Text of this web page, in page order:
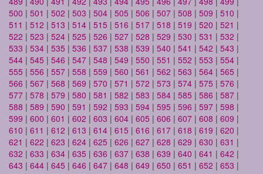
500 | 501 | 502 | 503 | 504 | 505 | 506 | 507 | 508 | 509 | 510 |
511 | 512 | 513 | 514 | 515 | 516 | 517 | 518 | 519 | 520 | 521 |
522 | 523 | 524 | 525 | 526 | 527 | 528 | 529 | 530 | 531 | 532 |
533 | 534 | 535 | 536 | 537 | 538 | 539 | 540 | 541 | 542 | 543 |
544 | 545 | 546 | 547 | 548 | 549 | 550 | 551 | 552 | 553 | 554 |
555 | 556 | 557 | 558 | 559 | 560 | 561 | 562 | 563 | 564 | 565 |
566 | 567 | 568 | 569 | 570 | 571 | 572 | 573 | 574 | 575 | 576 |
577 | 578 | 579 | 580 | 581 | 582 | 583 | 584 | 585 | 586 | 587 |
588 | 589 | 590 | 591 | 592 | 593 | 594 | 595 | 596 | 597 | 598 |
599 | 600 | 601 | 602 | 603 | 604 | 605 | 606 | 607 | 608 | 609 |
610 | 611 | 612 | 613 | 614 | 615 | 616 | 617 | 618 | 619 | 620 |
621 | 622 | 623 | 624 | 625 | 626 | 627 | 628 | 629 | 630 | 631 |
632 | 633 | 634 | 635 | 636 | 637 | 638 | 639 | 640 | 641 | 642 |
643 | 644 | 645 | 646 | 647 | 648 | 649 | 650 | 651 | 652 | 653 |